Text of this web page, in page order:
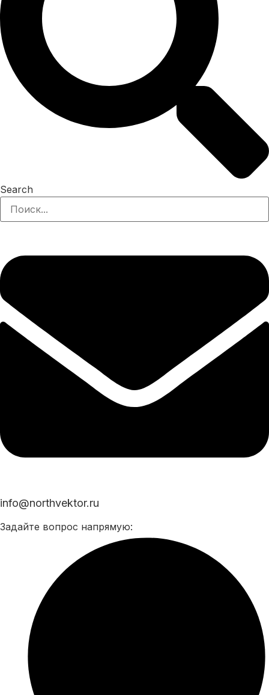
Search
info@northvektor.ru
Задайте вопрос напрямую: